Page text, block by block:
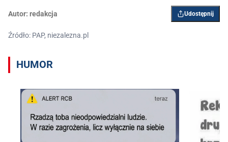
Autor: redakcja Udostępnij
Źródło: PAP, niezalezna.pl
HUMOR